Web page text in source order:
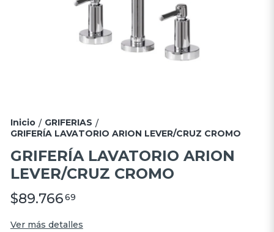
Inicio / GRIFERIAS /
GRIFERÍA LAVATORIO ARION LEVER/CRUZ CROMO
GRIFERÍA LAVATORIO ARION
LEVER/CRUZ CROMO
$89.76669
Ver más detalles